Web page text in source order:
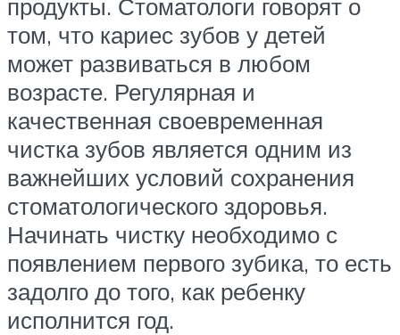
продукты. Стоматологи говорят о
том, что кариес зубов у детей
может развиваться в любом
возрасте. Регулярная и
качественная своевременная
чистка зубов является одним из
важнейших условий сохранения
стоматологического здоровья.
Начинать чистку необходимо с
появлением первого зубика, то есть
задолго до того, как ребенку
исполнится год.